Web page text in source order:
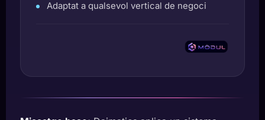
Adaptat a qualsevol vertical de negoci